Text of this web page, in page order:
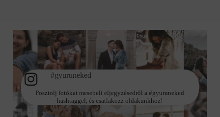
#gyuruneked
Posztolj fotókat mesebeli eljegyzésedről a #gyuruneked
hashtaggel, és csatlakozz oldakunkhoz!